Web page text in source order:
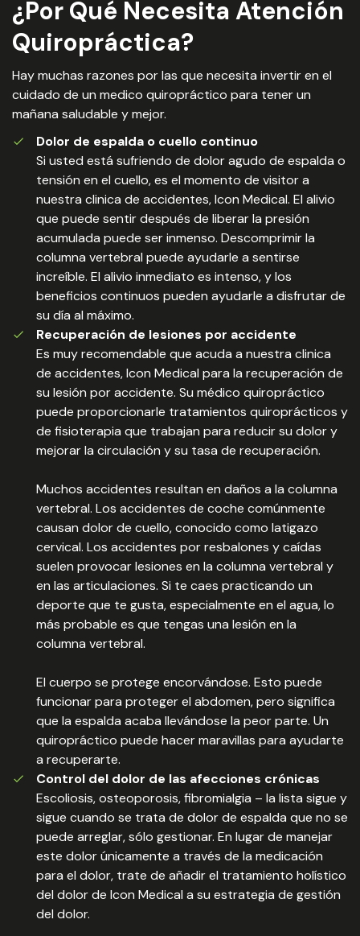
¿Por Qué Necesita Atención
Quiropráctica?
Hay muchas razones por las que necesita invertir en el
cuidado de un medico quiropráctico para tener un
mañana saludable y mejor.
Dolor de espalda o cuello continuo
Si usted está sufriendo de dolor agudo de espalda o
tensión en el cuello, es el momento de visitor a
nuestra clinica de accidentes, Icon Medical. El alivio
que puede sentir después de liberar la presión
acumulada puede ser inmenso. Descomprimir la
columna vertebral puede ayudarle a sentirse
increíble. El alivio inmediato es intenso, y los
beneficios continuos pueden ayudarle a disfrutar de
su día al máximo.
Recuperación de lesiones por accidente
Es muy recomendable que acuda a nuestra clinica
de accidentes, Icon Medical para la recuperación de
su lesión por accidente. Su médico quiropráctico
puede proporcionarle tratamientos quiroprácticos y
de fisioterapia que trabajan para reducir su dolor y
mejorar la circulación y su tasa de recuperación.
Muchos accidentes resultan en daños a la columna
vertebral. Los accidentes de coche comúnmente
causan dolor de cuello, conocido como latigazo
cervical. Los accidentes por resbalones y caídas
suelen provocar lesiones en la columna vertebral y
en las articulaciones. Si te caes practicando un
deporte que te gusta, especialmente en el agua, lo
más probable es que tengas una lesión en la
columna vertebral.
El cuerpo se protege encorvándose. Esto puede
funcionar para proteger el abdomen, pero significa
que la espalda acaba llevándose la peor parte. Un
quiropráctico puede hacer maravillas para ayudarte
a recuperarte.
Control del dolor de las afecciones crónicas
Escoliosis, osteoporosis, fibromialgia – la lista sigue y
sigue cuando se trata de dolor de espalda que no se
puede arreglar, sólo gestionar. En lugar de manejar
este dolor únicamente a través de la medicación
para el dolor, trate de añadir el tratamiento holístico
del dolor de Icon Medical a su estrategia de gestión
del dolor.